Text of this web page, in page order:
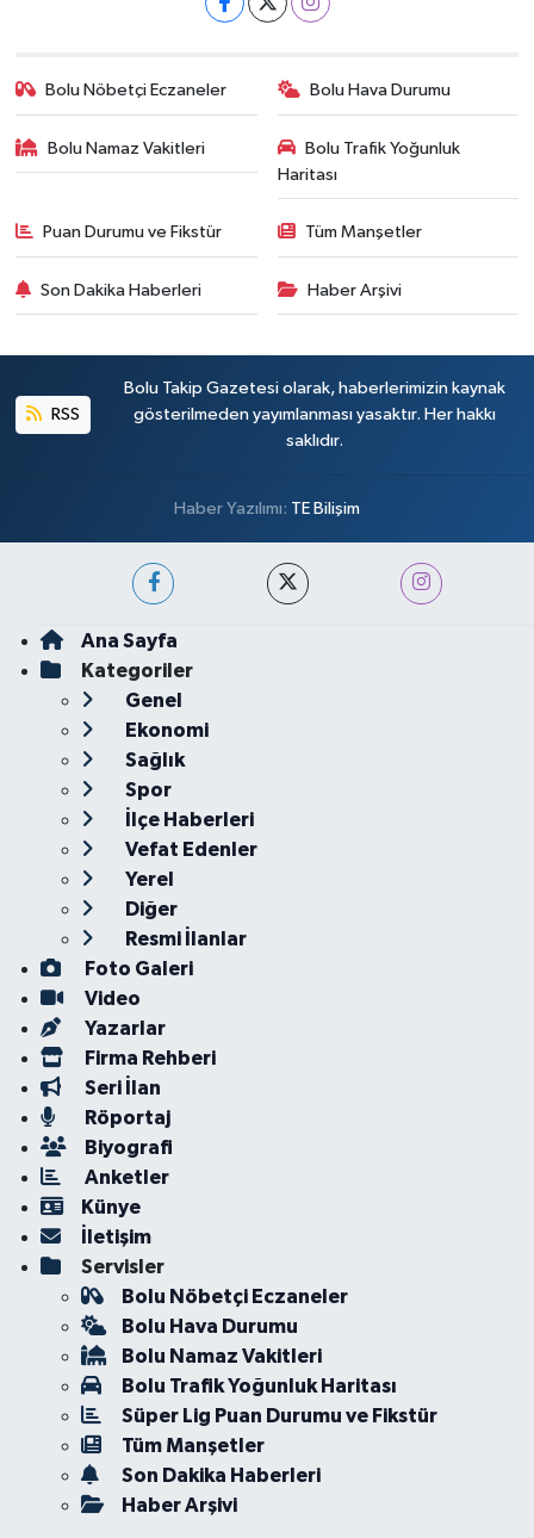
Bolu Nöbetçi Eczaneler Bolu Hava Durumu
Bolu Namaz Vakitleri
Bolu Trafik Yoğunluk
Haritası
Puan Durumu ve Fikstür Tüm Manşetler
Son Dakika Haberleri Haber Arşivi
RSS
Bolu Takip Gazetesi olarak, haberlerimizin kaynak
gösterilmeden yayımlanması yasaktır. Her hakkı
saklıdır.
Haber Yazılımı: TE Bilişim
Ana Sayfa
Kategoriler
Genel
Ekonomi
Sağlık
Spor
İlçe Haberleri
Vefat Edenler
Yerel
Diğer
Resmi İlanlar
Foto Galeri
Video
Yazarlar
Firma Rehberi
Seri İlan
Röportaj
Biyografi
Anketler
Künye
İletişim
Servisler
Bolu Nöbetçi Eczaneler
Bolu Hava Durumu
Bolu Namaz Vakitleri
Bolu Trafik Yoğunluk Haritası
Süper Lig Puan Durumu ve Fikstür
Tüm Manşetler
Son Dakika Haberleri
Haber Arşivi